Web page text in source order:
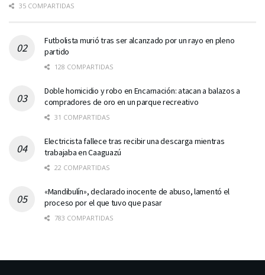
35 COMPARTIDAS
Futbolista murió tras ser alcanzado por un rayo en pleno
partido
128 COMPARTIDAS
Doble homicidio y robo en Encarnación: atacan a balazos a
compradores de oro en un parque recreativo
31 COMPARTIDAS
Electricista fallece tras recibir una descarga mientras
trabajaba en Caaguazú
22 COMPARTIDAS
«Mandibulín», declarado inocente de abuso, lamentó el
proceso por el que tuvo que pasar
783 COMPARTIDAS